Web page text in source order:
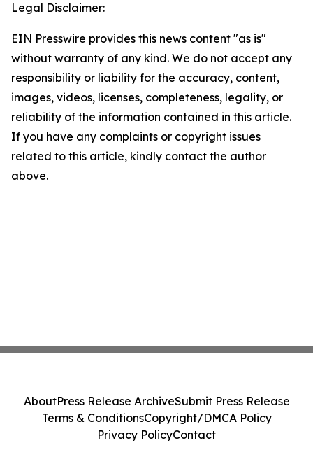
Legal Disclaimer:
EIN Presswire provides this news content "as is"
without warranty of any kind. We do not accept any
responsibility or liability for the accuracy, content,
images, videos, licenses, completeness, legality, or
reliability of the information contained in this article.
If you have any complaints or copyright issues
related to this article, kindly contact the author
above.
AboutPress Release ArchiveSubmit Press Release
Terms & ConditionsCopyright/DMCA Policy
Privacy PolicyContact